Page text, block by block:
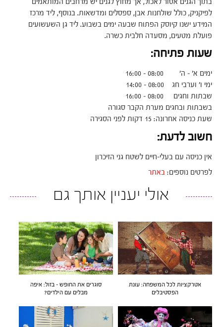
לפיקניק, כולל שולחנות אבן, ספסלים ומדשאות. בנוסף, ליד מרכז
המידע ישנו קיוסק הפתוח שבעה ימים בשבוע. ליד גן השעשועים
פועלת מטעים, מסעדה חלבית כשרה.
שעות פתיחה:
ימים א' – ה' 08:00 – 16:00
ימי ו' וערבי חג 08:00 – 14:00
שבתות וחגים 08:00 – 16:00
בשבתות ובחגים מערת הקבר סגורה
שעת כניסה אחרונה: 15 דקות לפני הסגירה
חשוב לדעת:
אין כניסה עם בעלי-חיים לשטח גני הזיכרון
לפרטים נוספים: באתר
אולי יעניין אותך גם
אטרקציות לכל המשפחה: עונת
הפסטיבלים
סוגרים את החופש – בזול: איפה
מבלים עם הילדים?